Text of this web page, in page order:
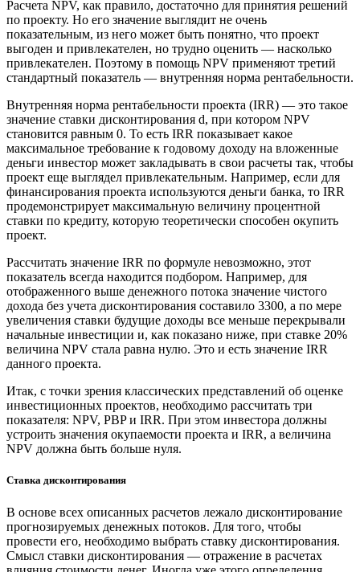
Расчета NPV, как правило, достаточно для принятия решений
по проекту. Но его значение выглядит не очень
показательным, из него может быть понятно, что проект
выгоден и привлекателен, но трудно оценить — насколько
привлекателен. Поэтому в помощь NPV применяют третий
стандартный показатель — внутренняя норма рентабельности.
Внутренняя норма рентабельности проекта (IRR) — это такое
значение ставки дисконтирования d, при котором NPV
становится равным 0. То есть IRR показывает какое
максимальное требование к годовому доходу на вложенные
деньги инвестор может закладывать в свои расчеты так, чтобы
проект еще выглядел привлекательным. Например, если для
финансирования проекта используются деньги банка, то IRR
продемонстрирует максимальную величину процентной
ставки по кредиту, которую теоретически способен окупить
проект.
Рассчитать значение IRR по формуле невозможно, этот
показатель всегда находится подбором. Например, для
отображенного выше денежного потока значение чистого
дохода без учета дисконтирования составило 3300, а по мере
увеличения ставки будущие доходы все меньше перекрывали
начальные инвестиции и, как показано ниже, при ставке 20%
величина NPV стала равна нулю. Это и есть значение IRR
данного проекта.
Итак, с точки зрения классических представлений об оценке
инвестиционных проектов, необходимо рассчитать три
показателя: NPV, PBP и IRR. При этом инвестора должны
устроить значения окупаемости проекта и IRR, а величина
NPV должна быть больше нуля.
Ставка дисконтирования
В основе всех описанных расчетов лежало дисконтирование
прогнозируемых денежных потоков. Для того, чтобы
провести его, необходимо выбрать ставку дисконтирования.
Смысл ставки дисконтирования — отражение в расчетах